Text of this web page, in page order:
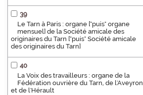
39
Le Tarn à Paris : organe ["puis" organe
mensuel] de la Société amicale des
originaires du Tarn ["puis" Société amicale
des originaires du Tarn]
40
La Voix des travailleurs : organe de la
Fédération ouvrière du Tarn, de l'Aveyron
et de l'Hérault